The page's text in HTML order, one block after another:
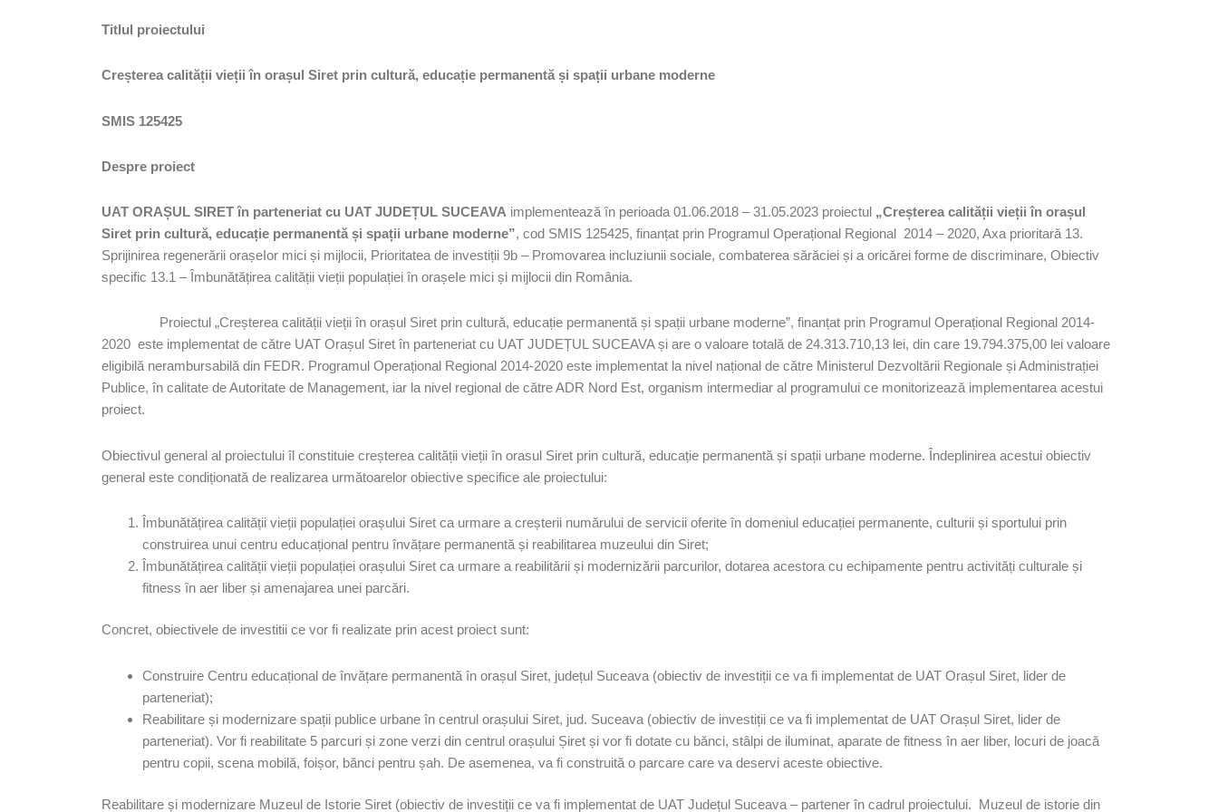
Titlul proiectului
Creșterea calității vieții în orașul Siret prin cultură, educație permanentă și spații urbane moderne
SMIS 125425
Despre proiect
UAT ORAȘUL SIRET în parteneriat cu UAT JUDEȚUL SUCEAVA implementează în perioada 01.06.2018 – 31.05.2023 proiectul „Creșterea calității vieții în orașul
Siret prin cultură, educație permanentă și spații urbane moderne”, cod SMIS 125425, finanțat prin Programul Operațional Regional 2014 – 2020, Axa prioritară 13.
Sprijinirea regenerării orașeIor mici și mijlocii, Prioritatea de investiții 9b – Promovarea incluziunii sociale, combaterea sărăciei și a oricărei forme de discriminare, Obiectiv
specific 13.1 – Îmbunătățirea calității vieții populației în orașeIe mici și mijlocii din România.
Proiectul „Creșterea calității vieții în orașul Siret prin cultură, educație permanentă și spații urbane moderne”, finanțat prin Programul Operațional Regional 2014-
2020 este implementat de către UAT Orașul Siret în parteneriat cu UAT JUDEȚUL SUCEAVA și are o valoare totală de 24.313.710,13 lei, din care 19.794.375,00 lei valoare
eligibilă nerambursabilă din FEDR. Programul Operațional Regional 2014-2020 este implementat la nivel național de către Ministerul Dezvoltării Regionale și Administrației
Publice, în calitate de Autoritate de Management, iar la nivel regional de către ADR Nord Est, organism intermediar al programului ce monitorizează implementarea acestui
proiect.
Obiectivul general al proiectului îl constituie creșterea calității vieții în orasul Siret prin cultură, educație permanentă și spații urbane moderne. Îndeplinirea acestui obiectiv
general este condiționată de realizarea următoarelor obiective specifice ale proiectului:
Îmbunătățirea calității vieții populației orașului Siret ca urmare a creșterii numărului de servicii oferite în domeniul educației permanente, culturii și sportului prin
construirea unui centru educațional pentru învățare permanentă și reabilitarea muzeului din Siret;
Îmbunătățirea calității vieții populației orașului Siret ca urmare a reabilitării și modernizării parcurilor, dotarea acestora cu echipamente pentru activități culturale și
fitness în aer liber și amenajarea unei parcări.
Concret, obiectivele de investitii ce vor fi realizate prin acest proiect sunt:
Construire Centru educațional de învățare permanentă în orașul Siret, județul Suceava (obiectiv de investiții ce va fi implementat de UAT Orașul Siret, lider de
parteneriat);
Reabilitare și modernizare spații publice urbane în centrul orașului Siret, jud. Suceava (obiectiv de investiții ce va fi implementat de UAT Orașul Siret, lider de
parteneriat). Vor fi reabilitate 5 parcuri și zone verzi din centrul orașului Șiret și vor fi dotate cu bănci, stâlpi de iluminat, aparate de fitness în aer liber, locuri de joacă
pentru copii, scena mobilă, foișor, bănci pentru șah. De asemenea, va fi construită o parcare care va deservi aceste obiective.
Reabilitare și modernizare Muzeul de Istorie Siret (obiectiv de investiții ce va fi implementat de UAT Județul Suceava – partener în cadrul proiectului. Muzeul de istorie din